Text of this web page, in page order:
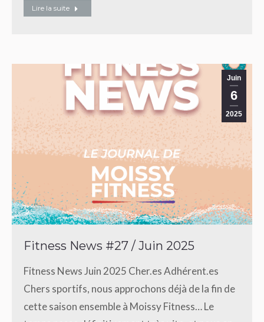
Lire la suite
Juin
6
2025
Fitness News #27 / Juin 2025
Fitness News Juin 2025 Cher.es Adhérent.es
Chers sportifs, nous approchons déjà de la fin de
cette saison ensemble à Moissy Fitness… Le